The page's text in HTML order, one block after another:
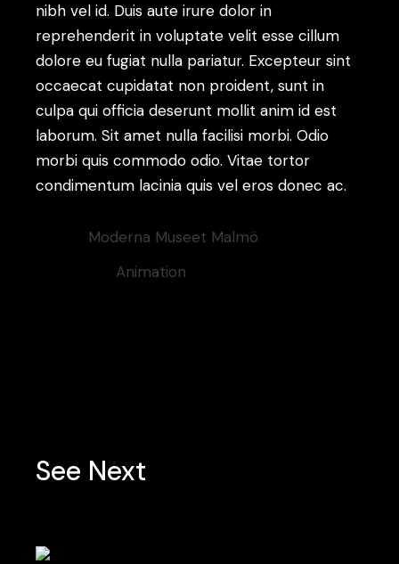
nibh vel id. Duis aute irure dolor in
reprehenderit in voluptate velit esse cillum
dolore eu fugiat nulla pariatur. Excepteur sint
occaecat cupidatat non proident, sunt in
culpa qui officia deserunt mollit anim id est
laborum. Sit amet nulla facilisi morbi. Odio
morbi quis commodo odio. Vitae tortor
condimentum lacinia quis vel eros donec ac.
Moderna Museet Malmö
Animation
See Next